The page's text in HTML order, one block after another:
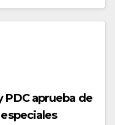
PDC aprueba de